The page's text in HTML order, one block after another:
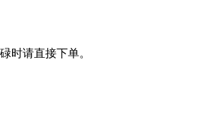
时请直接下单。